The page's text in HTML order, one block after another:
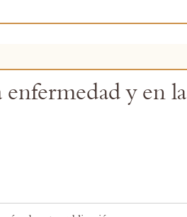
y en la